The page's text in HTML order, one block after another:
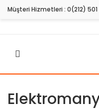
Müşteri Hizmetleri : 0(212) 501